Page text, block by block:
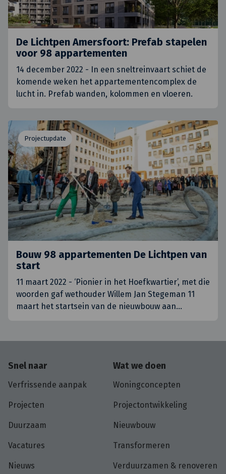
De Lichtpen Amersfoort: Prefab stapelen
voor 98 appartementen
14 december 2022 - In een sneltreinvaart schiet de
komende weken het appartementencomplex de
lucht in. Prefab wanden, kolommen en vloeren.
Projectupdate
Bouw 98 appartementen De Lichtpen van
start
11 maart 2022 - ‘Pionier in het Hoefkwartier’, met die
woorden gaf wethouder Willem Jan Stegeman 11
maart het startsein van de nieuwbouw aan…
Snel naar
Verfrissende aanpak
Projecten
Duurzaam
Vacatures
Nieuws
Wat we doen
Woningconcepten
Projectontwikkeling
Nieuwbouw
Transformeren
Verduurzamen & renoveren